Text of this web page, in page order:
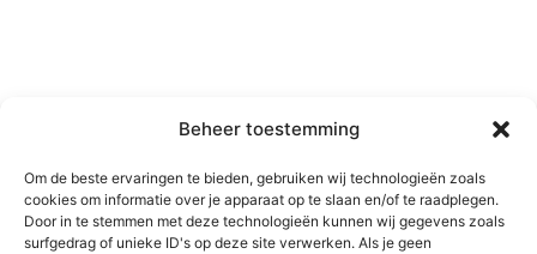
Beheer toestemming
Om de beste ervaringen te bieden, gebruiken wij technologieën zoals
cookies om informatie over je apparaat op te slaan en/of te raadplegen.
Door in te stemmen met deze technologieën kunnen wij gegevens zoals
surfgedrag of unieke ID's op deze site verwerken. Als je geen